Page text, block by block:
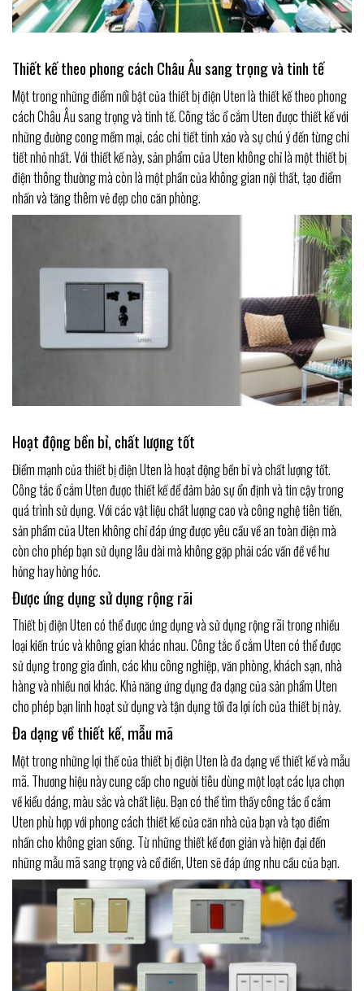
Thiết kế theo phong cách Châu Âu sang trọng và tinh tế
Một trong những điểm nổi bật của thiết bị điện Uten là thiết kế theo phong
cách Châu Âu sang trọng và tinh tế. Công tắc ổ cắm Uten được thiết kế với
những đường cong mềm mại, các chi tiết tinh xảo và sự chú ý đến từng chi
tiết nhỏ nhất. Với thiết kế này, sản phẩm của Uten không chỉ là một thiết bị
điện thông thường mà còn là một phần của không gian nội thất, tạo điểm
nhấn và tăng thêm vẻ đẹp cho căn phòng.
Hoạt động bền bỉ, chất lượng tốt
Điểm mạnh của thiết bị điện Uten là hoạt động bền bỉ và chất lượng tốt.
Công tắc ổ cắm Uten được thiết kế để đảm bảo sự ổn định và tin cậy trong
quá trình sử dụng. Với các vật liệu chất lượng cao và công nghệ tiên tiến,
sản phẩm của Uten không chỉ đáp ứng được yêu cầu về an toàn điện mà
còn cho phép bạn sử dụng lâu dài mà không gặp phải các vấn đề về hư
hỏng hay hỏng hóc.
Được ứng dụng sử dụng rộng rãi
Thiết bị điện Uten có thể được ứng dụng và sử dụng rộng rãi trong nhiều
loại kiến trúc và không gian khác nhau. Công tắc ổ cắm Uten có thể được
sử dụng trong gia đình, các khu công nghiệp, văn phòng, khách sạn, nhà
hàng và nhiều nơi khác. Khả năng ứng dụng đa dạng của sản phẩm Uten
cho phép bạn linh hoạt sử dụng và tận dụng tối đa lợi ích của thiết bị này.
Đa dạng về thiết kế, mẫu mã
Một trong những lợi thế của thiết bị điện Uten là đa dạng về thiết kế và mẫu
mã. Thương hiệu này cung cấp cho người tiêu dùng một loạt các lựa chọn
về kiểu dáng, màu sắc và chất liệu. Bạn có thể tìm thấy công tắc ổ cắm
Uten phù hợp với phong cách thiết kế của căn nhà của bạn và tạo điểm
nhấn cho không gian sống. Từ những thiết kế đơn giản và hiện đại đến
những mẫu mã sang trọng và cổ điển, Uten sẽ đáp ứng nhu cầu của bạn.